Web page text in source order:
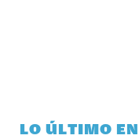
LO ÚLTIMO